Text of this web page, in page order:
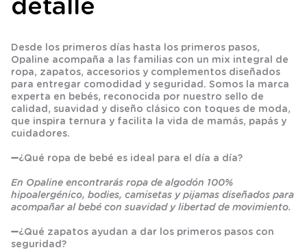
detalle
Desde los primeros días hasta los primeros pasos,
Opaline acompaña a las familias con un mix integral de
ropa, zapatos, accesorios y complementos diseñados
para entregar comodidad y seguridad. Somos la marca
experta en bebés, reconocida por nuestro sello de
calidad, suavidad y diseño clásico con toques de moda,
que inspira ternura y facilita la vida de mamás, papás y
cuidadores.
➖¿Qué ropa de bebé es ideal para el día a día?
En Opaline encontrarás ropa de algodón 100%
hipoalergénico, bodies, camisetas y pijamas diseñados para
acompañar al bebé con suavidad y libertad de movimiento.
➖¿Qué zapatos ayudan a dar los primeros pasos con
seguridad?